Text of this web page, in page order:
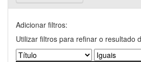
Adicionar filtros:
Utilizar filtros para refinar o resultado